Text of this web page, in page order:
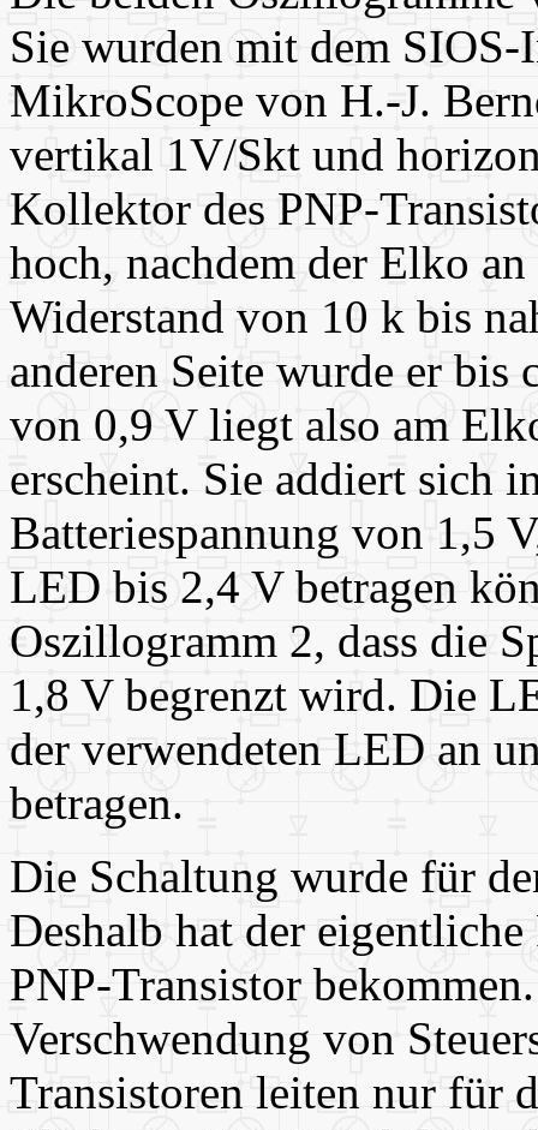
Sie wurden mit dem
MikroScope von H.-J.
vertikal 1V/Skt und
Kollektor des PNP-
hoch, nachdem der Elko
Widerstand von 10 k bis
anderen Seite wurde er
von 0,9 V liegt also am
erscheint. Sie addiert sich
Batteriespannung von 1,5
LED bis 2,4 V betragen
Oszillogramm 2, dass die
1,8 V begrenzt wird. Die
der verwendeten LED an
betragen.
Die Schaltung wurde für
Deshalb hat der
PNP-Transistor
Verschwendung von
Transistoren leiten nur für